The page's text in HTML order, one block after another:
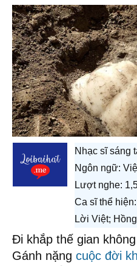
Nhạc sĩ sáng
Ngôn ngữ:
Lượt nghe:
Ca sĩ thể
Lời Việt;
Đi khắp thế gian
Gánh nặng cuộc đời